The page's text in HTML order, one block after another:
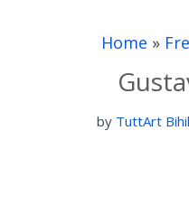
Home »
by TuttArt